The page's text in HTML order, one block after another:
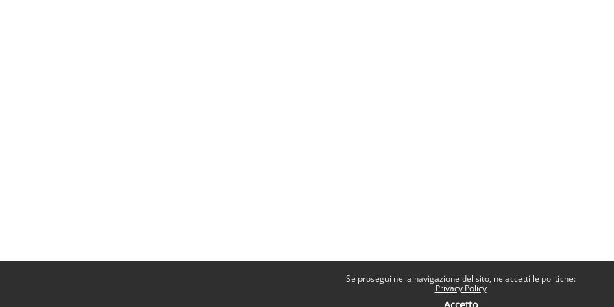
Se prosegui nella navigazione del sito, ne accetti le politiche:
Privacy Policy